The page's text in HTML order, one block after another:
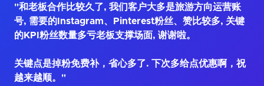
"和老板合作比较久了, 我们客户大多是旅游方向运营账
号, 需要的Instagram、Pinterest粉丝、赞比较多, 关键
的KPI粉丝数量多亏老板支撑场面, 谢谢啦。
关键点是掉粉免费补，省心多了. 下次多给点优惠啊，祝
越来越顺。"